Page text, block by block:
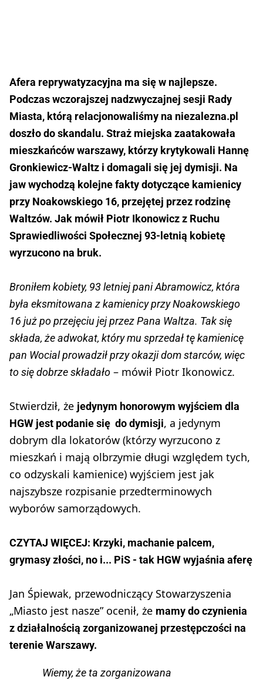
Afera reprywatyzacyjna ma się w najlepsze.
Podczas wczorajszej nadzwyczajnej sesji Rady
Miasta, którą relacjonowaliśmy na niezalezna.pl
doszło do skandalu. Straż miejska zaatakowała
mieszkańców warszawy, którzy krytykowali Hannę
Gronkiewicz-Waltz i domagali się jej dymisji. Na
jaw wychodzą kolejne fakty dotyczące kamienicy
przy Noakowskiego 16, przejętej przez rodzinę
Waltzów. Jak mówił Piotr Ikonowicz z Ruchu
Sprawiedliwości Społecznej 93-letnią kobietę
wyrzucono na bruk.
Broniłem kobiety, 93 letniej pani Abramowicz, która
była eksmitowana z kamienicy przy Noakowskiego
16 już po przejęciu jej przez Pana Waltza. Tak się
składa, że adwokat, który mu sprzedał tę kamienicę
pan Wocial prowadził przy okazji dom starców, więc
to się dobrze składało – mówił Piotr Ikonowicz.
Stwierdził, że jedynym honorowym wyjściem dla
HGW jest podanie się do dymisji, a jedynym
dobrym dla lokatorów (którzy wyrzucono z
mieszkań i mają olbrzymie długi względem tych,
co odzyskali kamienice) wyjściem jest jak
najszybsze rozpisanie przedterminowych
wyborów samorządowych.
CZYTAJ WIĘCEJ: Krzyki, machanie palcem,
grymasy złości, no i... PiS - tak HGW wyjaśnia aferę
Jan Śpiewak, przewodniczący Stowarzyszenia
„Miasto jest nasze” ocenił, że mamy do czynienia
z działalnością zorganizowanej przestępczości na
terenie Warszawy.
Wiemy, że ta zorganizowana